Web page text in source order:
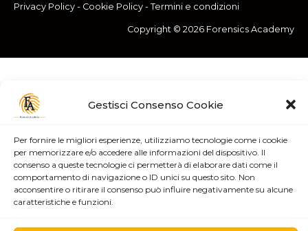
Gestisci Consenso Cookie
Per fornire le migliori esperienze, utilizziamo tecnologie come i cookie
per memorizzare e/o accedere alle informazioni del dispositivo. Il
consenso a queste tecnologie ci permetterà di elaborare dati come il
comportamento di navigazione o ID unici su questo sito. Non
acconsentire o ritirare il consenso può influire negativamente su alcune
caratteristiche e funzioni.
Privacy Policy - Cookie Policy - Termini e condizioni
Copyright © 2026 Forensics Academy